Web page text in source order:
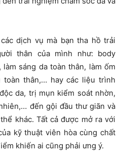
dịch vụ mà bạn tha hồ trải
thân của mình như: body
sáng da toàn thân, làm ốm
toàn thân,… hay các liệu trình
da, trị mụn kiểm soát nhờn,
đến gội đầu thư giãn và
khác. Tất cả được mở ra với
kỹ thuật viên hòa cùng chất
khiến ai cũng phải ưng ý.